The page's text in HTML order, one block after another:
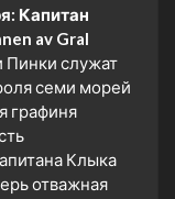
Капитан
av Gral
Пинки служат
семи морей
графиня
Клыка
отважная